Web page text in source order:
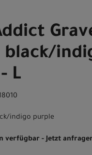
black/
L
indigo purple
verfügbar - Jetzt